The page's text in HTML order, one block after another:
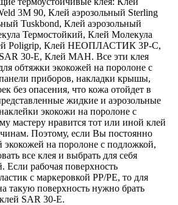
3M 90, Клей аэрозольный Sterling
Tuskbond, Клей аэрозольный
Термостойкий, Клей Молекула
Poligrip, Клей НЕОПЛАСТИК 3P-C,
30-E, Клей MAH. Все эти клея
обтяжки экокожей на поролоне с
приборов, накладки крышы,
без опасения, что кожа отойдет в
жидкие и аэрозольные
экокожи на поролоне с
мастеру нравится тот или иной клей
Поэтому, если Вы постоянно
экокожей на поролоне с подложкой,
все клея и выбрать для себя
Если рабочая поверхность
с маркеровкой PP/PE, то для
такую поверхность нужно брать
SAR 30-E.